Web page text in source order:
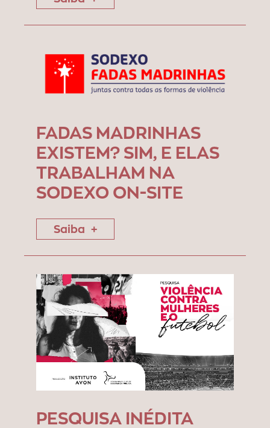
FADAS MADRINHAS
EXISTEM? SIM, E ELAS
TRABALHAM NA
SODEXO ON-SITE
Saiba
PESQUISA INÉDITA